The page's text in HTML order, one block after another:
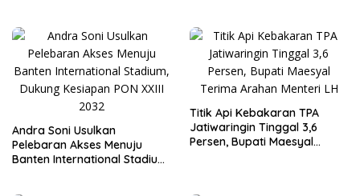
Andra Soni Usulkan
Pelebaran Akses Menuju
Banten International Stadium,
Titik Api Kebakaran TPA
Jatiwaringin Tinggal 3,6
Persen, Bupati Maesyal